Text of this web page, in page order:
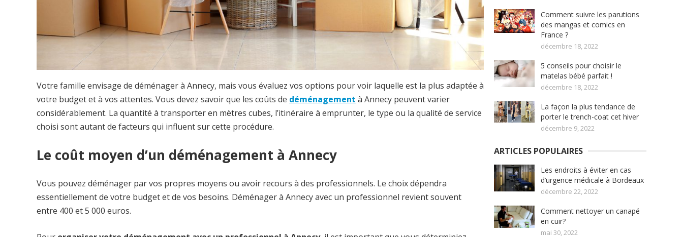
Votre famille envisage de déménager à Annecy, mais vous évaluez vos options pour voir laquelle est la plus adaptée à
votre budget et à vos attentes. Vous devez savoir que les coûts de déménagement à Annecy peuvent varier
considérablement. La quantité à transporter en mètres cubes, l’itinéraire à emprunter, le type ou la qualité de service
choisi sont autant de facteurs qui influent sur cette procédure.
Le coût moyen d’un déménagement à Annecy
Vous pouvez déménager par vos propres moyens ou avoir recours à des professionnels. Le choix dépendra
essentiellement de votre budget et de vos besoins. Déménager à Annecy avec un professionnel revient souvent
entre 400 et 5 000 euros.
Comment suivre les parutions
des mangas et comics en
France ?
décembre 18, 2022
5 conseils pour choisir le
matelas bébé parfait !
décembre 18, 2022
La façon la plus tendance de
porter le trench-coat cet hiver
décembre 9, 2022
ARTICLES POPULAIRES
Les endroits à éviter en cas
d’urgence médicale à Bordeaux
décembre 22, 2022
Comment nettoyer un canapé
en cuir?
mai 30, 2022